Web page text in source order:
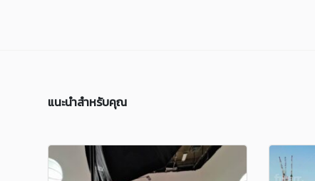
แนะนำสำหรับคุณ